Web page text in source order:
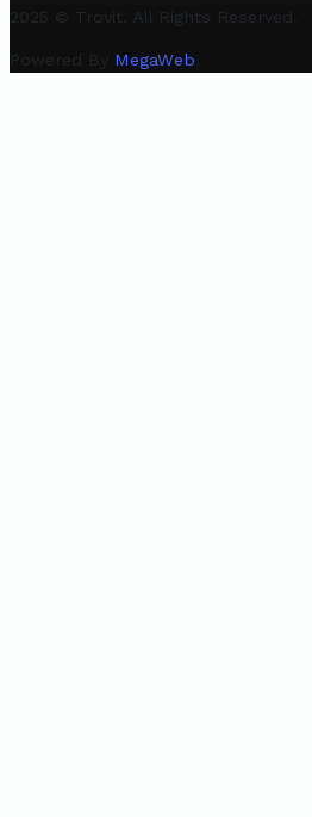
2025 © Trovit. All Rights Reserved.
Powered By MegaWeb